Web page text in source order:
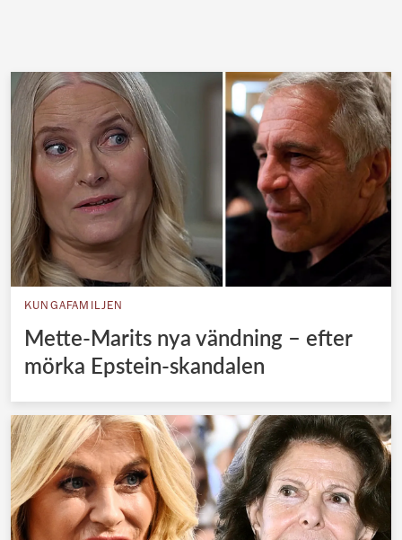
KUNGAFAMILJEN
Mette-Marits nya vändning – efter
mörka Epstein-skandalen